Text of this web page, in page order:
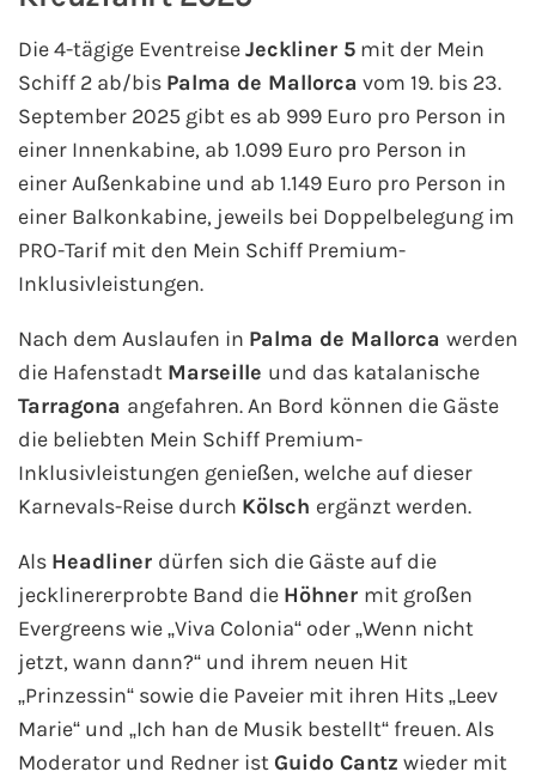
AIDA Adria
AIDA Nordamerika
AIDA Südostasien
AIDA Weltreisen
Alle AIDA Häfen
Mein Schiff Karibik
Mein Schiff Kanaren
Mein Schiff Norwegen
Mein Schiff Mittelmeer
Mein Schiff Westeuropa
Mein Schiff Orient
Mein Schiff Nordamerika
Die 4-tägige EventreiseJeckliner 5 mit der Mein
Schiff 2 ab/bis Palma de Mallorca vom 19. bis 23.
September 2025 gibt es ab 999 Euro pro Person in
einer Innenkabine, ab 1.099 Euro pro Person in
einer Außenkabine und ab 1.149 Euro pro Person in
einer Balkonkabine, jeweils bei Doppelbelegung im
PRO-Tarif mit den Mein Schiff Premium-
Inklusivleistungen.
Nach dem Auslaufen in Palma de Mallorca werden
die Hafenstadt Marseille und das katalanische
Tarragona angefahren. An Bord können die Gäste
die beliebten Mein Schiff Premium-
Inklusivleistungen genießen, welche auf dieser
Karnevals-Reise durch Kölsch ergänzt werden.
Als Headliner dürfen sich die Gäste auf die
jecklinererprobte Band die Höhner mit großen
Evergreens wie „Viva Colonia“ oder „Wenn nicht
jetzt, wann dann?“ und ihrem neuen Hit
„Prinzessin“ sowie die Paveier mit ihren Hits „Leev
Marie“ und „Ich han de Musik bestellt“ freuen. Als
Moderator und Redner ist Guido Cantz wieder mit